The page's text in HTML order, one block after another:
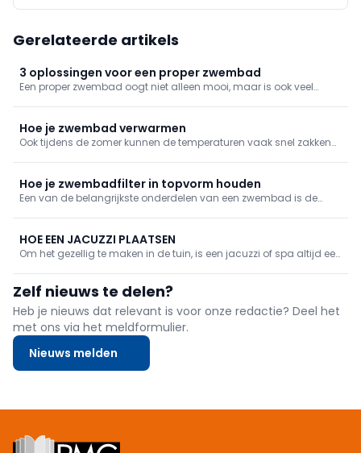
Gerelateerde artikels
3 oplossingen voor een proper zwembad
Een proper zwembad oogt niet alleen mooi, maar is ook veel
zwembadstofzuigers aan met elk een specifiek voordeel.
Hoe je zwembad verwarmen
Ook tijdens de zomer kunnen de temperaturen vaak snel zakken
geniet je zonder zorgen. Ontdek hoe je zelf kan zorgen voor een
aangename zwembeurt.
Hoe je zwembadfilter in topvorm houden
Een van de belangrijkste onderdelen van een zwembad is de
hoe sluit je hem correct aan en hoe onderhoud je hem naar
behoren?
HOE EEN JACUZZI PLAATSEN
Om het gezellig te maken in de tuin, is een jacuzzi of spa altijd een
uit een polyester kern tussen twee lagen hoogwaardig PVC. Lees
hier hoe je deze plaatst.
Zelf nieuws te delen?
Heb je nieuws dat relevant is voor onze redactie? Deel het
met ons via het meldformulier.
Nieuws melden
Footer